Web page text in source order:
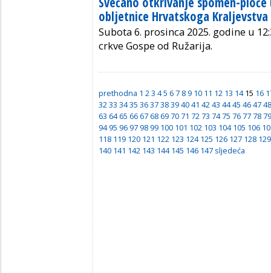
obljetnice Hrvatskoga Kraljevstva
Subota 6. prosinca 2025. godine u
crkve Gospe od Ružarija.
prethodna 1 23 45 6 7 8 9 10 11 12 13 1415 16
3233 3435 363738394041 4243 4445 464748
63 64 65 66 67 68 69 70 71 72 73 74 75 76 77 78 79
94 95 96 97 98 99 100 101 102 103 104 105 106
118 119 120 121 122 123 124 125 126 127 128 129
140 141 142 143 144 145 146 147 sljedeća